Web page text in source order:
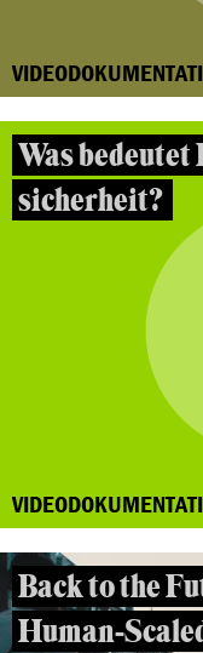
Was
sicherheit?
Back to the
Human-